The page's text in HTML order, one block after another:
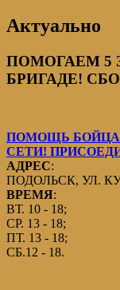
Актуально
ПОМОГАЕМ 5
БРИГАДЕ!
ПОМОЩЬ
СЕТИ!
АДРЕС:
ПОДОЛЬСК, УЛ.
ВРЕМЯ:
ВТ. 10 - 18;
СР. 13 - 18;
ПТ. 13 - 18;
СБ.12 - 18.